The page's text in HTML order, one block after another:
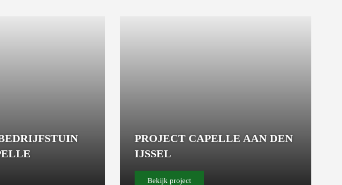
PROJECT CAPELLE AAN DEN
IJSSEL
Bekijk project